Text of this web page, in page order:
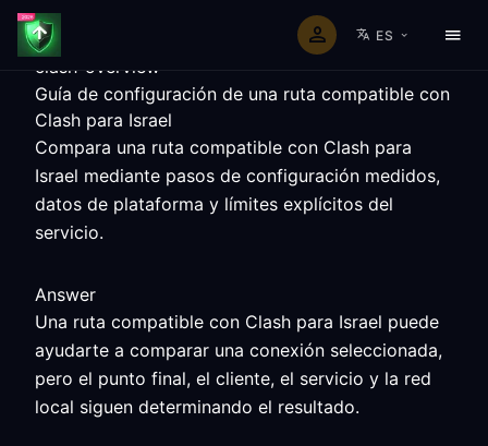
ES
clash-overview
Guía de configuración de una ruta compatible con
Clash para Israel
Compara una ruta compatible con Clash para
Israel mediante pasos de configuración medidos,
datos de plataforma y límites explícitos del
servicio.
Answer
Una ruta compatible con Clash para Israel puede
ayudarte a comparar una conexión seleccionada,
pero el punto final, el cliente, el servicio y la red
local siguen determinando el resultado.